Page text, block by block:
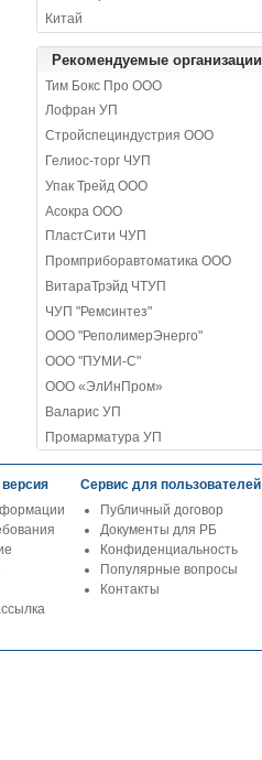
Китай
Рекомендуемые организации
Тим Бокс Про ООО
Лофран УП
Стройспециндустрия ООО
Гелиос-торг ЧУП
Упак Трейд ООО
Асокра ООО
ПластСити ЧУП
Промприборавтоматика ООО
ВитараТрэйд ЧТУП
ЧУП "Ремсинтез"
ООО "РеполимерЭнерго"
ООО "ПУМИ-С"
ООО «ЭлИнПром»
Валарис УП
Промарматура УП
Сервис для пользователей
Публичный договор
Документы для РБ
Конфиденциальность
Популярные вопросы
Контакты